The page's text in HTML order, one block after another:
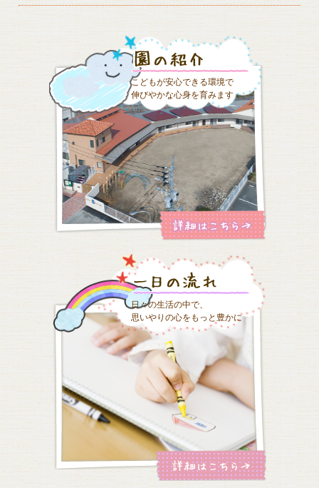
こどもが安心できる環境で
伸びやかな心身を育みます
日々の生活の中で、
思いやりの心をもっと豊かに